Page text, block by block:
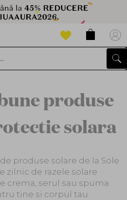
produse
solara
produse solare de la Sole
zilnic de razele solare
crema, serul sau spuma
tine si corpul tau.